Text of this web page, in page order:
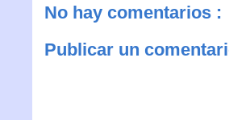
No hay comentarios :
Publicar un